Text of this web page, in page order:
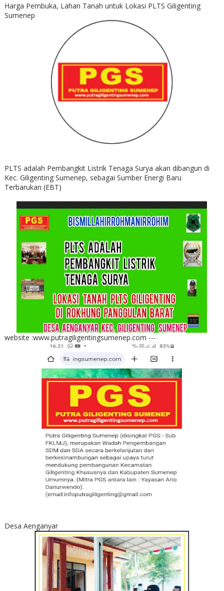
Harga Pembuka, Lahan Tanah untuk Lokasi PLTS Giligenting
Sumenep
PLTS adalah Pembangkit Listrik Tenaga Surya akan dibangun di
Kec. Giligenting Sumenep, sebagai Sumber Energi Baru
Terbarukan (EBT)
website :www.putragiligentingsumenep.com ---
Desa Aenganyar